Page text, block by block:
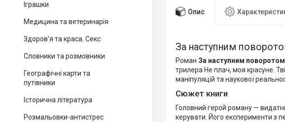
Іграшки
Медицина та ветеринарія
Здоров'я та краса. Секс
Словники та розмовники
Географічні карти та
путівники
Історична література
Розмальовки-антистрес
Опис
За наступним
Роман За наступним
трилера Не плач, моя красуне.
маніпуляцій та наукової
Сюжет книги
Головний герой роману —
керувати. Його експерименти з